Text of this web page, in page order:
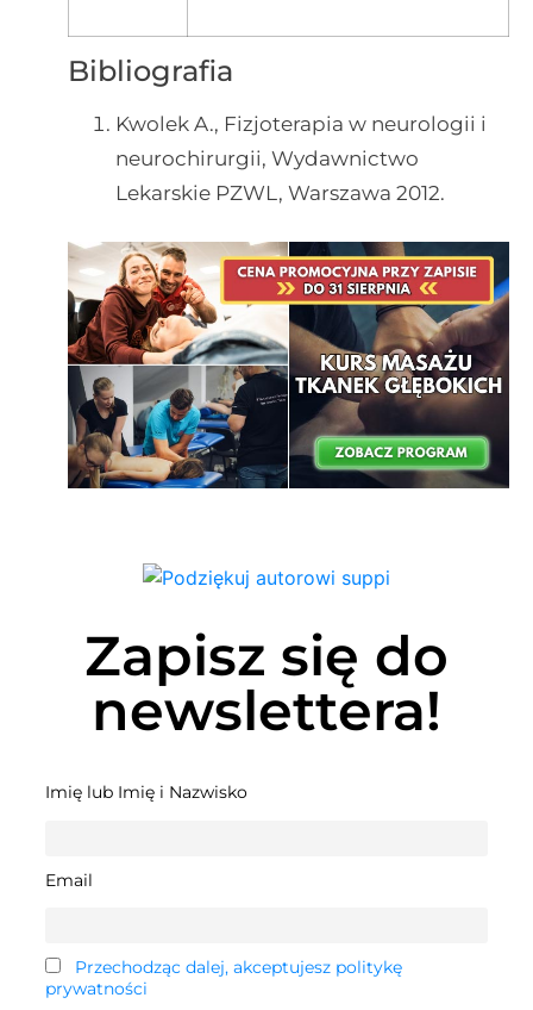
Bibliografia
Kwolek A., Fizjoterapia w neurologii i
neurochirurgii, Wydawnictwo
Lekarskie PZWL, Warszawa 2012.
Zapisz się do
newslettera!
Imię lub Imię i Nazwisko
Email
Przechodząc dalej, akceptujesz politykę
prywatności